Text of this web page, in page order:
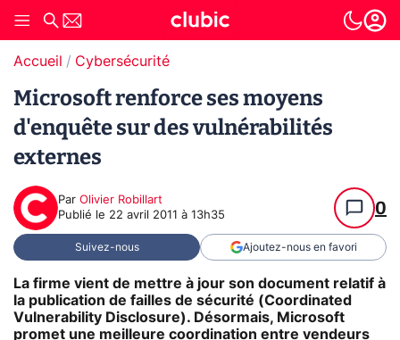
Accueil Cybersécurité
Microsoft renforce ses moyens
d'enquête sur des vulnérabilités
externes
Par Olivier Robillart
Publié le 22 avril 2011 à 13h35 0
Suivez-nous Ajoutez-nous en favori
La firme vient de mettre à jour son document relatif à
la publication de failles de sécurité (Coordinated
Vulnerability Disclosure). Désormais, Microsoft
promet une meilleure coordination entre vendeurs